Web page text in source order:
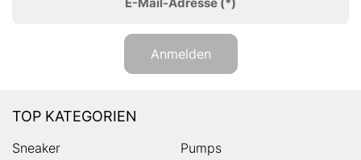
Anmelden
TOP KATEGORIEN
Sneaker
Pumps